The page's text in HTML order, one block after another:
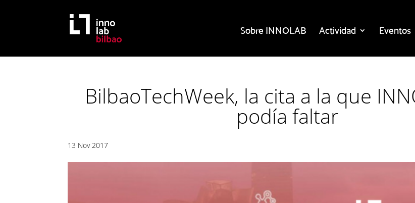
Sobre INNOLAB Actividad Eventos
BilbaoTechWeek, la cita a la que
podía faltar
13 Nov 2017